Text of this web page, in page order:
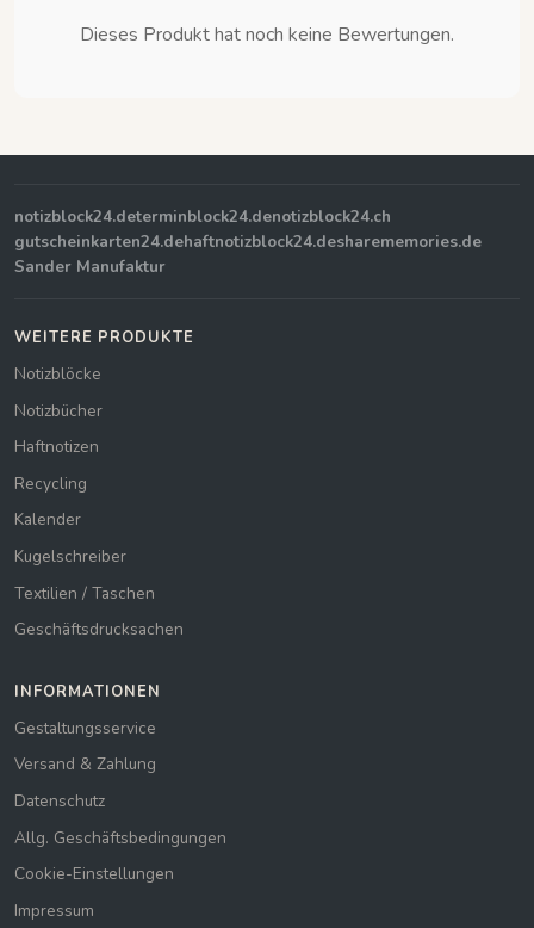
Dieses Produkt hat noch keine Bewertungen.
notizblock24.determinblock24.denotizblock24.ch
gutscheinkarten24.dehaftnotizblock24.desharememories.de
Sander Manufaktur
WEITERE PRODUKTE
Notizblöcke
Notizbücher
Haftnotizen
Recycling
Kalender
Kugelschreiber
Textilien / Taschen
Geschäftsdrucksachen
INFORMATIONEN
Gestaltungsservice
Versand & Zahlung
Datenschutz
Allg. Geschäftsbedingungen
Cookie-Einstellungen
Impressum